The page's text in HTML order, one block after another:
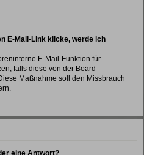
E-Mail-Link klicke, werde ich
E-Mail-Funktion für
falls diese von der Board-
Maßnahme soll den Missbrauch
eine Antwort?